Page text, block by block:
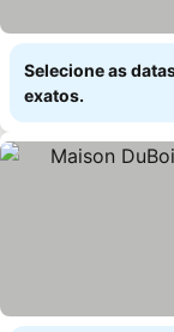
Selecione as
exatos.